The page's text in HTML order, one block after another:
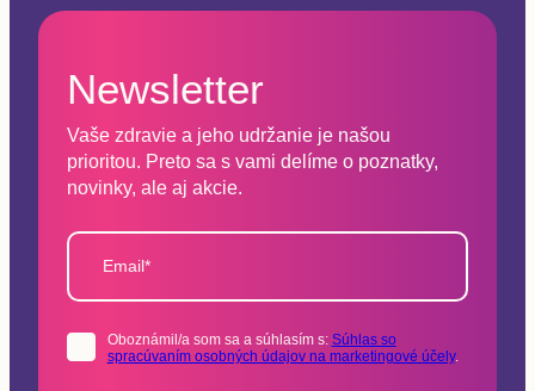
Newsletter
Vaše zdravie a jeho udržanie je našou
prioritou. Preto sa s vami delíme o poznatky,
novinky, ale aj akcie.
Email*
Oboznámil/a som sa a súhlasím s: Súhlas so
spracúvaním osobných údajov na marketingové účely.